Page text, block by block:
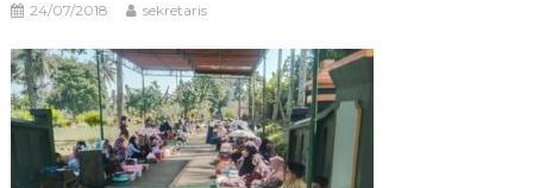
24/07/2018 sekretaris